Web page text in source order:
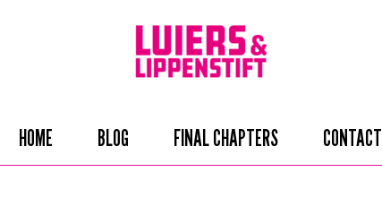
HOME BLOG FINAL CHAPTERS CONTACT